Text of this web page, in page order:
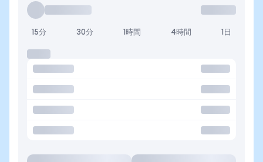
15分 30分 1時間 4時間 1日